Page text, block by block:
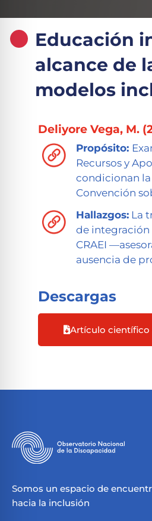
Educación
alcance de
modelos
Deliyore Vega, M.
Propósito:
Recursos y
condicionan
Convención
Hallazgos: La
de integración
CRAEI
ausencia de
Descargas
Artículo científico
Somos un espacio de
hacia la inclusión